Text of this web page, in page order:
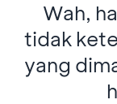
Wah,
tidak
yang